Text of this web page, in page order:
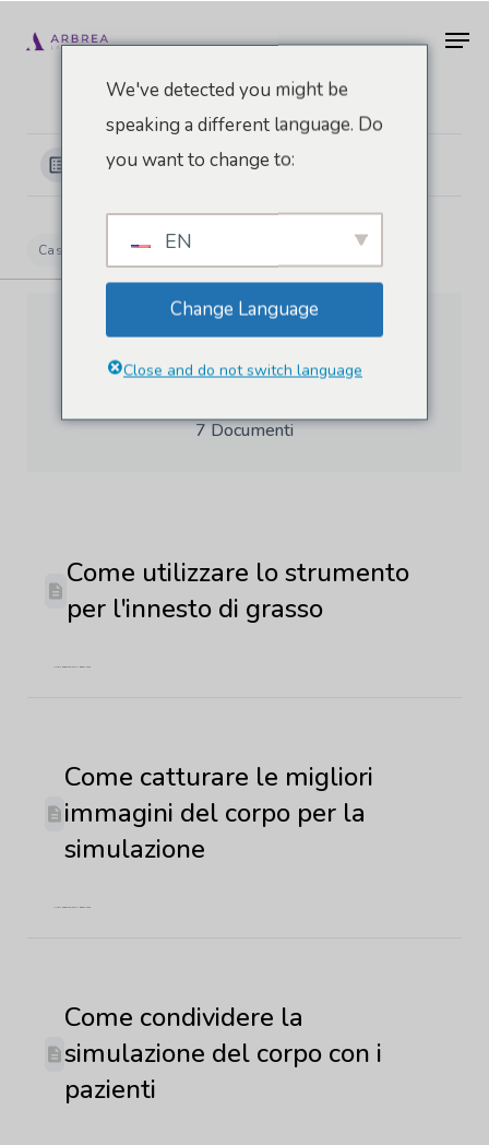
Visualizza le categorie
Casa Documenti Corpo Arbrea
Corpo Arbrea
7 Documenti
Come utilizzare lo strumento
per l'innesto di grasso
Ultimo aggiornamento: 4 giugno 2026
Come catturare le migliori
immagini del corpo per la
simulazione
Ultimo aggiornamento: 4 giugno 2026
Come condividere la
simulazione del corpo con i
pazienti
We've detected you might be
speaking a different language. Do
you want to change to:
EN
Change Language
Close and do not switch language